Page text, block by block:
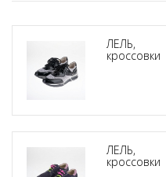
ЛЕЛЬ,
кроссовки
ЛЕЛЬ,
кроссовки